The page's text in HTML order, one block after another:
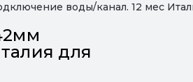
воды/канал. 12 мес
для